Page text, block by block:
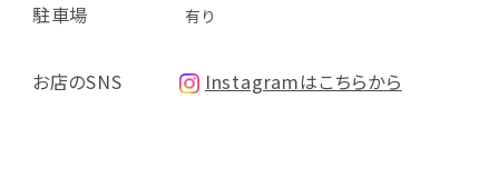
駐車場 有り
お店のSNS Instagramはこちらから